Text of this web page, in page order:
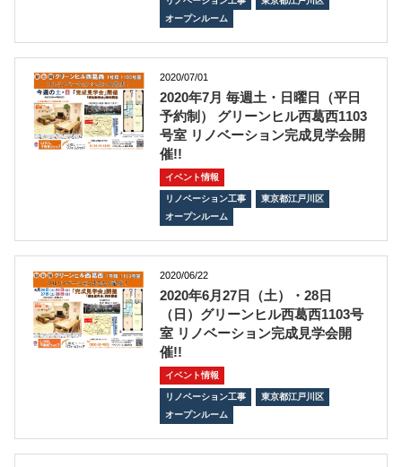
オープンルーム
2020/07/01
2020年7月 毎週土・日曜日（平日
予約制） グリーンヒル西葛西1103
号室 リノベーション完成見学会開
催!!
イベント情報
リノベーション工事
東京都江戸川区
オープンルーム
2020/06/22
2020年6月27日（土）・28日
（日）グリーンヒル西葛西1103号
室 リノベーション完成見学会開
催!!
イベント情報
リノベーション工事
東京都江戸川区
オープンルーム